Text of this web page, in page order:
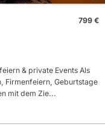
799 €
& private Events Als
Firmenfeiern, Geburtstage
mit dem Zie...